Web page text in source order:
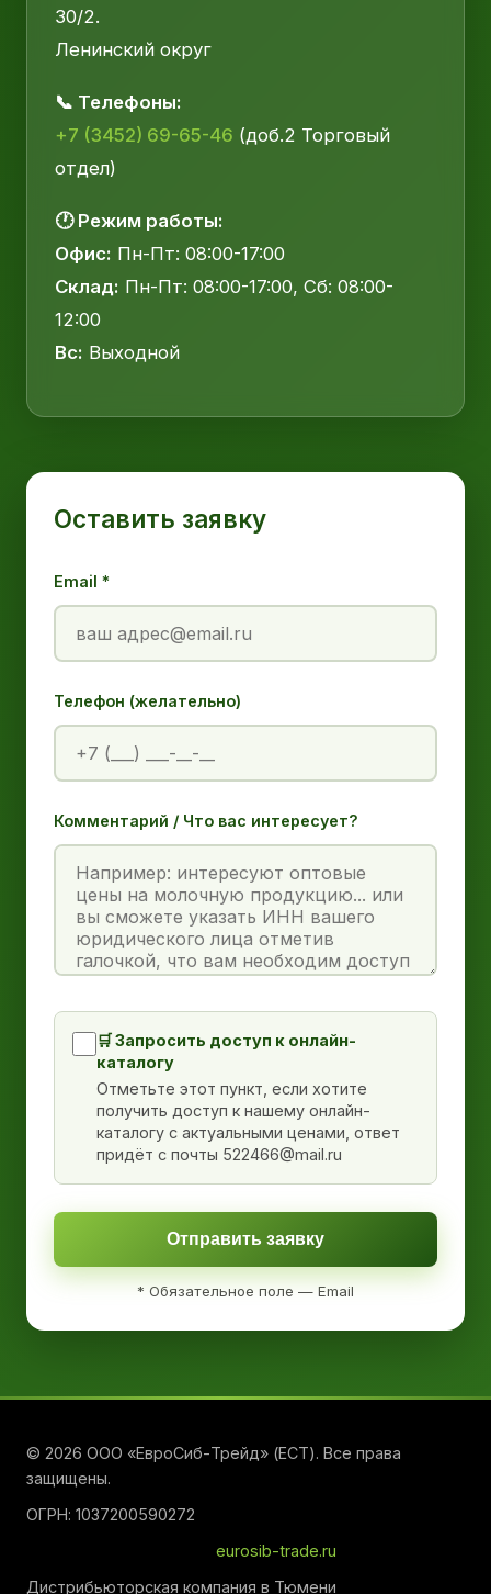
30/2.
Ленинский округ
📞 Телефоны:
+7 (3452) 69-65-46 (доб.2 Торговый
отдел)
🕐 Режим работы:
Офис: Пн-Пт: 08:00-17:00
Склад: Пн-Пт: 08:00-17:00, Сб: 08:00-
12:00
Вс: Выходной
Оставить заявку
Email *
Телефон (желательно)
Комментарий / Что вас интересует?
🛒 Запросить доступ к онлайн-
каталогу
Отметьте этот пункт, если хотите
получить доступ к нашему онлайн-
каталогу с актуальными ценами, ответ
придёт с почты 522466@mail.ru
Отправить заявку
* Обязательное поле — Email
© 2026 ООО «ЕвроСиб-Трейд» (ЕСТ). Все права
защищены.
ОГРН: 1037200590272
eurosib-trade.ru
Дистрибьюторская компания в Тюмени